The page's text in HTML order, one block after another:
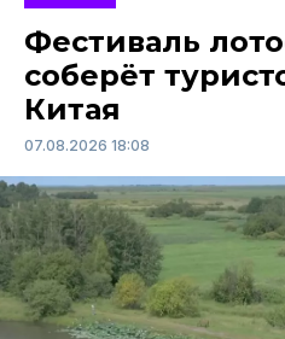
Фестиваль
соберёт
Китая
07.08.2026 18:08